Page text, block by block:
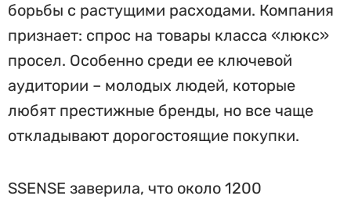
борьбы с растущими расходами. Компания
признает: спрос на товары класса «люкс»
просел. Особенно среди ее ключевой
аудитории – молодых людей, которые
любят престижные бренды, но все чаще
откладывают дорогостоящие покупки.
SSENSE заверила, что около 1200